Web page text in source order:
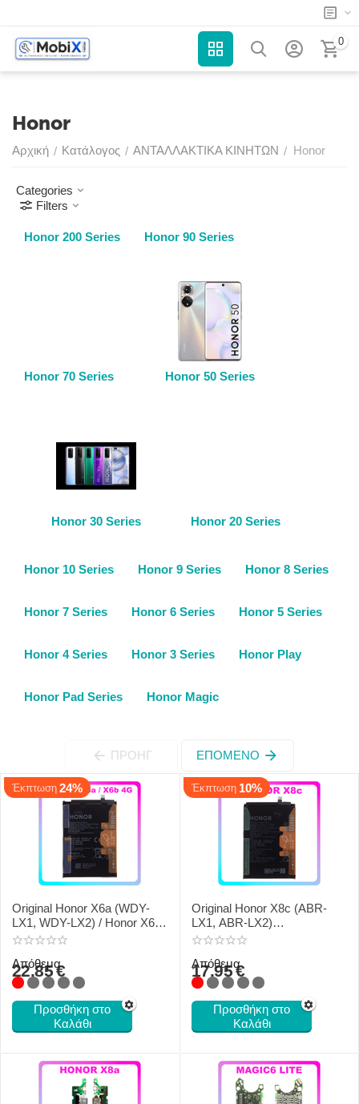
0
Honor
Αρχική / Κατάλογος / ΑΝΤΑΛΛΑΚΤΙΚΑ ΚΙΝΗΤΩΝ / Honor
Categories
Filters
Honor 200 Series Honor 90 Series
Honor 70 Series Honor 50 Series
Honor 30 Series Honor 20 Series
Honor 10 Series Honor 9 Series Honor 8 Series
Honor 7 Series Honor 6 Series Honor 5 Series
Honor 4 Series Honor 3 Series Honor Play
Honor Pad Series Honor Magic
ΠΡΟΗΓ ΕΠΌΜΕΝΟ
Έκπτωση 24%
Original Honor X6a (WDY-
LX1, WDY-LX2) / Honor X6b
4G (JDY-LX1, JDY-LX2)
Ion 5200mAh H2402AAEF
22.85€
Απόθεμα
Προσθήκη στο
Καλάθι
Έκπτωση 10%
Original Honor X8c (ABR-
LX1, ABR-LX2)
HB456592EHW Battery Li-
17.95€
Απόθεμα
Προσθήκη στο
Καλάθι